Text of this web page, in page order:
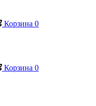
Корзина 0
Корзина 0